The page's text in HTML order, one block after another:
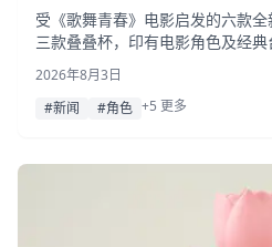
抢先发售
受《歌舞青春》电影启发的六款
三款叠叠杯，印有电影角色及经
5 日起在日本桥三越的“Disney
于 8 月 17 日起在 Skater 官方网
2026年8月3日
#新闻
#角色 +5 更多